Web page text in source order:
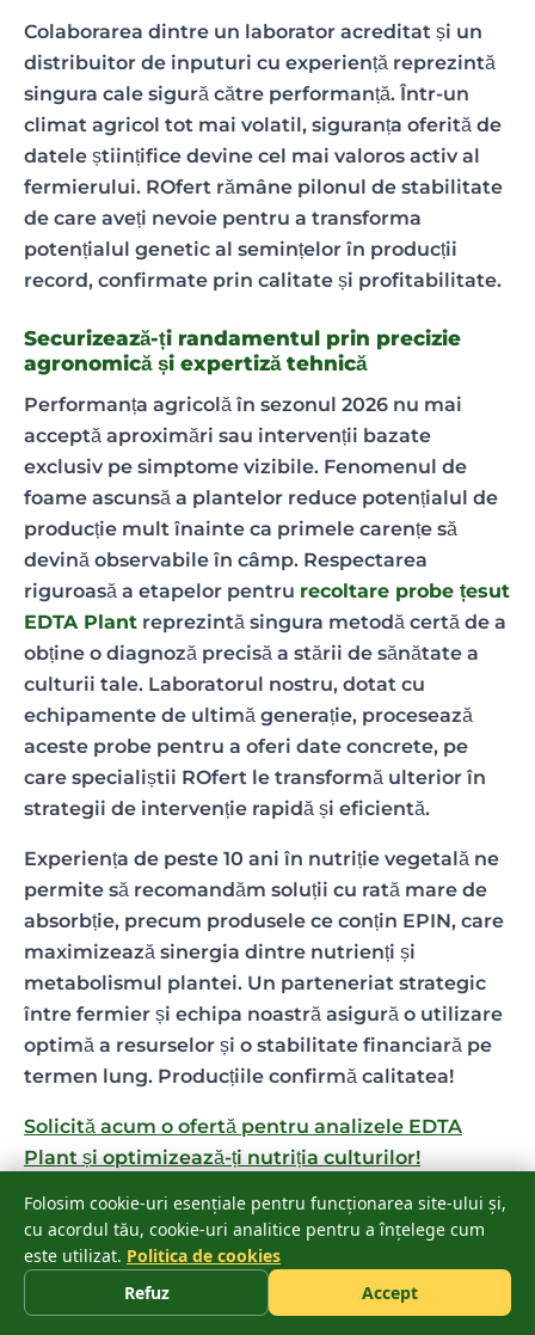
Colaborarea dintre un laborator acreditat și un
distribuitor de inputuri cu experiență reprezintă
singura cale sigură către performanță. Într-un
climat agricol tot mai volatil, siguranța oferită de
datele științifice devine cel mai valoros activ al
fermierului. ROfert rămâne pilonul de stabilitate
de care aveți nevoie pentru a transforma
potențialul genetic al semințelor în producții
record, confirmate prin calitate și profitabilitate.
Securizează-ți randamentul prin precizie
agronomică și expertiză tehnică
Performanța agricolă în sezonul 2026 nu mai
acceptă aproximări sau intervenții bazate
exclusiv pe simptome vizibile. Fenomenul de
foame ascunsă a plantelor reduce potențialul de
producție mult înainte ca primele carențe să
devină observabile în câmp. Respectarea
riguroasă a etapelor pentru recoltare probe țesut
EDTA Plant reprezintă singura metodă certă de a
obține o diagnoză precisă a stării de sănătate a
culturii tale. Laboratorul nostru, dotat cu
echipamente de ultimă generație, procesează
aceste probe pentru a oferi date concrete, pe
care specialiștii ROfert le transformă ulterior în
strategii de intervenție rapidă și eficientă.
Experiența de peste 10 ani în nutriție vegetală ne
permite să recomandăm soluții cu rată mare de
absorbție, precum produsele ce conțin EPIN, care
maximizează sinergia dintre nutrienți și
metabolismul plantei. Un parteneriat strategic
între fermier și echipa noastră asigură o utilizare
optimă a resurselor și o stabilitate financiară pe
termen lung. Producțiile confirmă calitatea!
Solicită acum o ofertă pentru analizele EDTA
Plant și optimizează-ți nutriția culturilor!
Alege să investești în date certe pentru a asigura
viitorul fermei tale prin decizii fundamentate pe
știință și rigoare operațională.
Folosim cookie-uri esențiale pentru funcționarea site-ului și,
cu acordul tău, cookie-uri analitice pentru a înțelege cum
este utilizat. Politica de cookies
Refuz
Accept